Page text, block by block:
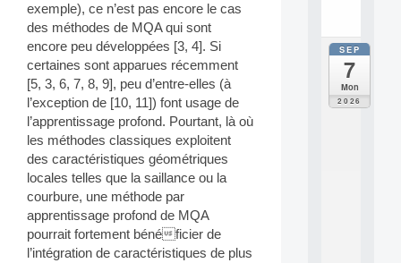
exemple), ce n’est pas encore le cas
des méthodes de MQA qui sont
encore peu développées [3, 4]. Si
certaines sont apparues récemment
[5, 3, 6, 7, 8, 9], peu d’entre-elles (à
l’exception de [10, 11]) font usage de
l’apprentissage profond. Pourtant, là où
les méthodes classiques exploitent
des caractéristiques géométriques
locales telles que la saillance ou la
courbure, une méthode par
apprentissage profond de MQA
pourrait fortement bénéficier de
l’intégration de caractéristiques de plus
SEP
7
Mon
2026